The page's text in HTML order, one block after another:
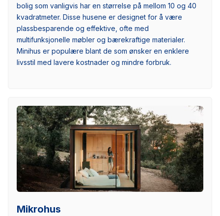
bolig som vanligvis har en størrelse på mellom 10 og 40
kvadratmeter. Disse husene er designet for å være
plassbesparende og effektive, ofte med
multifunksjonelle møbler og bærekraftige materialer.
Minihus er populære blant de som ønsker en enklere
livsstil med lavere kostnader og mindre forbruk.
Mikrohus